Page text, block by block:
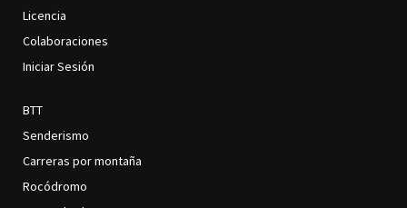
Licencia
Colaboraciones
Iniciar Sesión
SECCIONES
BTT
Senderismo
Carreras por montaña
Rocódromo